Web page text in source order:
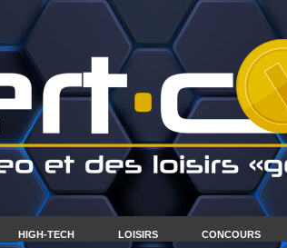
HIGH-TECH LOISIRS CONCOURS